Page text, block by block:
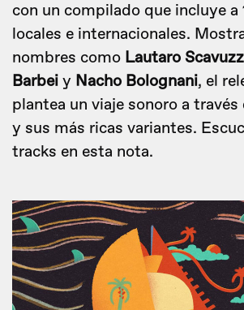
con un compilado que incluye a
locales e internacionales.
nombres como Lautaro
Barbei y Nacho Bolognani, el
plantea un viaje sonoro a través
y sus más ricas variantes.
tracks en esta nota.